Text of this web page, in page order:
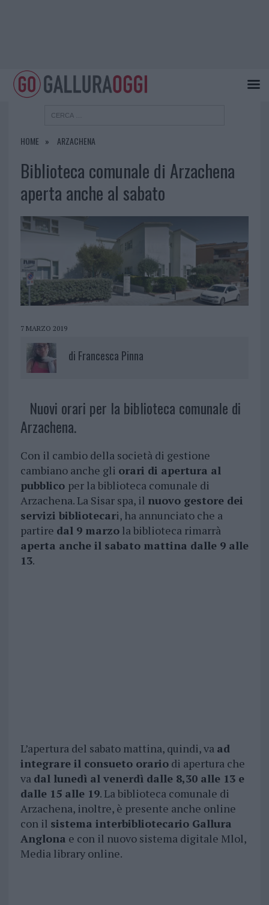
HOME ARZACHENA
Biblioteca comunale di Arzachena
aperta anche al sabato
7 MARZO 2019
di Francesca Pinna
Nuovi orari per la biblioteca comunale di
Arzachena.
Con il cambio della società di gestione
cambiano anche gli orari di apertura al
pubblico per la biblioteca comunale di
Arzachena. La Sisar spa, il nuovo gestore dei
servizi bibliotecari, ha annunciato che a
partire dal 9 marzola biblioteca rimarrà
aperta anche il sabato mattina dalle 9 alle
13.
L’apertura del sabato mattina, quindi, va ad
integrare il consueto orariodi apertura che
va dal lunedì al venerdì dalle 8,30 alle 13 e
dalle 15 alle 19. La biblioteca comunale di
Arzachena, inoltre, è presente anche online
con il sistema interbibliotecario Gallura
Anglona e con il nuovo sistema digitale Mlol,
Media library online.